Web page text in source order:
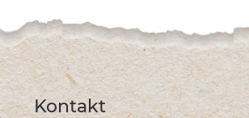
Kontakt